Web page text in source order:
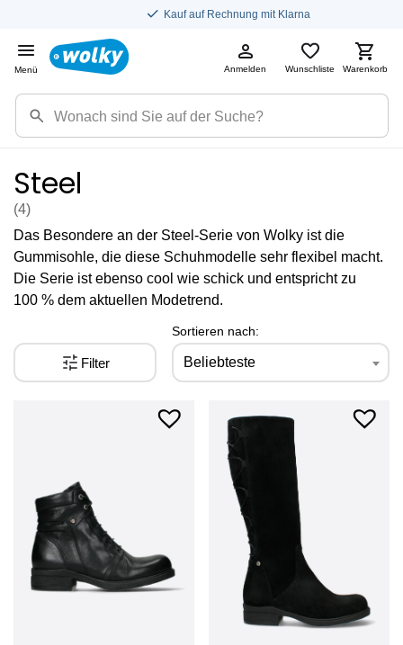
Kauf auf Rechnung mit Klarna
Menü Anmelden Wunschliste Warenkorb
Steel
(4)
Das Besondere an der Steel-Serie von Wolky ist die
Gummisohle, die diese Schuhmodelle sehr flexibel macht.
Die Serie ist ebenso cool wie schick und entspricht zu
100 % dem aktuellen Modetrend.
Sortieren nach:
Beliebteste
Filter